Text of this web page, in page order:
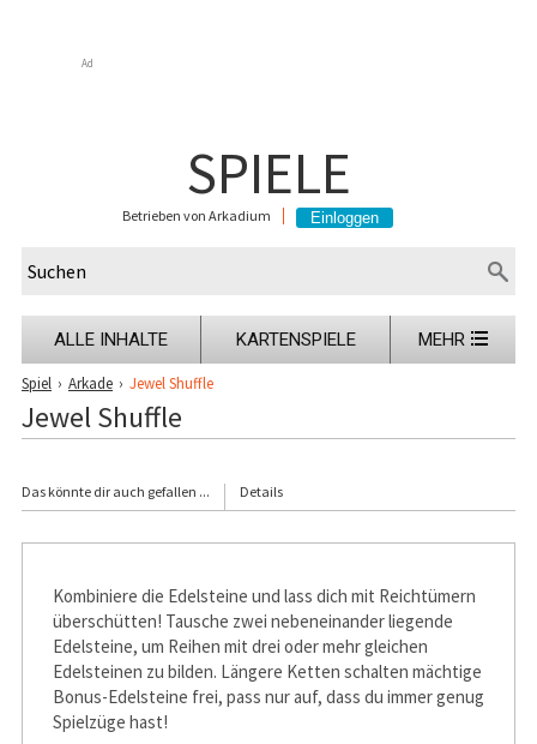
Ad
SPIELE
Betrieben von Arkadium
ALLE INHALTE KARTENSPIELE MEHR
Spiel › Arkade › Jewel Shuffle
Jewel Shuffle
Das könnte dir auch gefallen ... Details
Kombiniere die Edelsteine und lass dich mit Reichtümern
überschütten! Tausche zwei nebeneinander liegende
Edelsteine, um Reihen mit drei oder mehr gleichen
Edelsteinen zu bilden. Längere Ketten schalten mächtige
Bonus-Edelsteine frei, pass nur auf, dass du immer genug
Spielzüge hast!